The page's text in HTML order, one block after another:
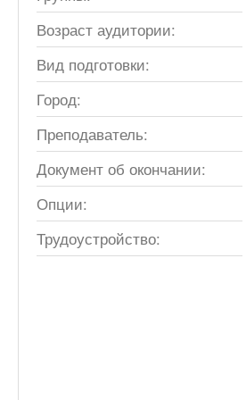
Возраст аудитории:
Вид подготовки:
Город:
Преподаватель:
Документ об окончании:
Опции:
Трудоустройство: